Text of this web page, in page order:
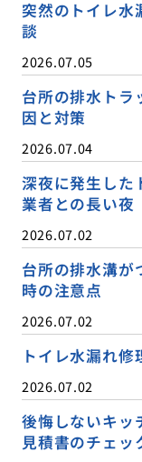
突然のトイレ水
談
2026.07.05
台所の排水トラ
因と対策
2026.07.04
深夜に発生した
業者との長い夜
2026.07.02
台所の排水溝が
時の注意点
2026.07.02
トイレ水漏れ
2026.07.02
後悔しないキッ
見積書のチェッ